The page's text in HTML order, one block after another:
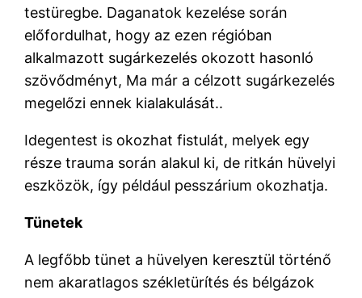
testüregbe. Daganatok kezelése során
előfordulhat, hogy az ezen régióban
alkalmazott sugárkezelés okozott hasonló
szövődményt, Ma már a célzott sugárkezelés
megelőzi ennek kialakulását..
Idegentest is okozhat fistulát, melyek egy
része trauma során alakul ki, de ritkán hüvelyi
eszközök, így például pesszárium okozhatja.
Tünetek
A legfőbb tünet a hüvelyen keresztül történő
nem akaratlagos székletürítés és bélgázok